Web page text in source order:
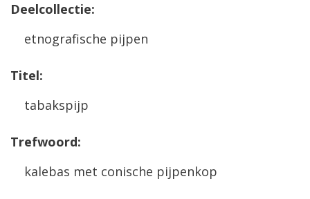
Deelcollectie:
etnografische pijpen
Titel:
tabakspijp
Trefwoord:
kalebas met conische pijpenkop